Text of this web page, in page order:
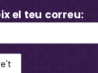
el teu correu: